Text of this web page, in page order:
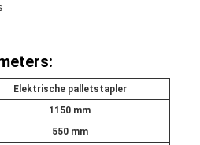
Elektrische palletstapler
1150 mm
550 mm